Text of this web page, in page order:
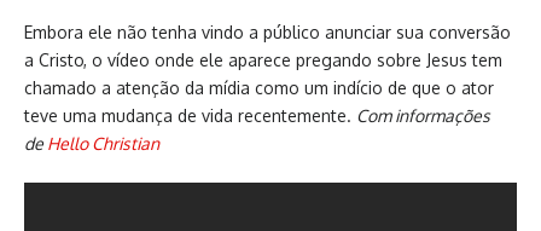
Embora ele não tenha vindo a público anunciar sua conversão
a Cristo, o vídeo onde ele aparece pregando sobre Jesus tem
chamado a atenção da mídia como um indício de que o ator
teve uma mudança de vida recentemente. Com informações
deHello Christian